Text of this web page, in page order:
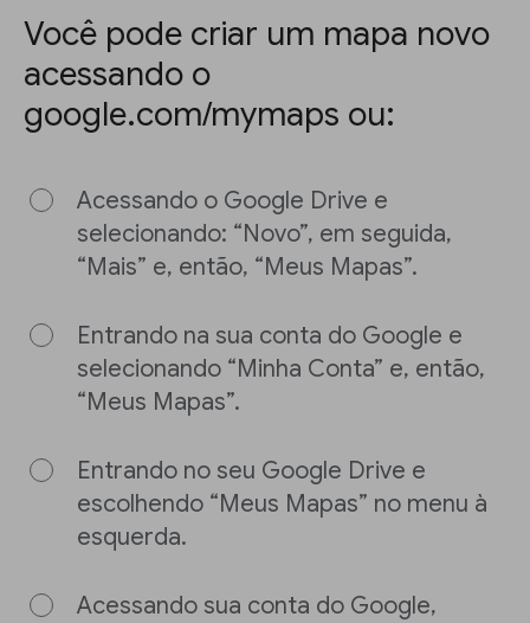
Você pode criar um mapa novo
acessando o
google.com/mymaps ou:
Acessando o Google Drive e
selecionando: “Novo”, em seguida,
“Mais” e, então, “Meus Mapas”.
Entrando na sua conta do Google e
selecionando “Minha Conta” e, então,
“Meus Mapas”.
Entrando no seu Google Drive e
escolhendo “Meus Mapas” no menu à
esquerda.
Acessando sua conta do Google,